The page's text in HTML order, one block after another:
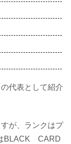
代表として紹介
が、ランクはプ
BLACK CARD